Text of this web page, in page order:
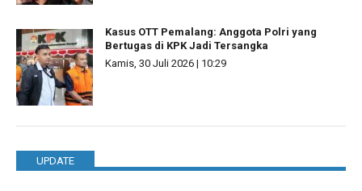
Kasus OTT Pemalang: Anggota Polri yang
Bertugas di KPK Jadi Tersangka
Kamis, 30 Juli 2026 | 10:29
UPDATE